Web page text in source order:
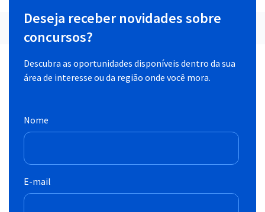
Deseja receber novidades sobre
concursos?
Descubra as oportunidades disponíveis dentro da sua
área de interesse ou da região onde você mora.
Nome
E-mail